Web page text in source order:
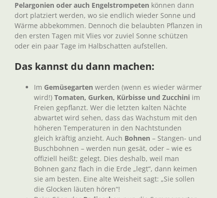
Pelargonien oder auch Engelstrompeten können dann
dort platziert werden, wo sie endlich wieder Sonne und
Wärme abbekommen. Dennoch die belaubten Pflanzen in
den ersten Tagen mit Vlies vor zuviel Sonne schützen
oder ein paar Tage im Halbschatten aufstellen.
Das kannst du dann machen:
Im Gemüsegarten werden (wenn es wieder wärmer
wird!) Tomaten, Gurken, Kürbisse und Zucchini im
Freien gepflanzt. Wer die letzten kalten Nächte
abwartet wird sehen, dass das Wachstum mit den
höheren Temperaturen in den Nachtstunden
gleich kräftig anzieht. Auch Bohnen – Stangen- und
Buschbohnen – werden nun gesät, oder – wie es
offiziell heißt: gelegt. Dies deshalb, weil man
Bohnen ganz flach in die Erde „legt“, dann keimen
sie am besten. Eine alte Weisheit sagt: „Sie sollen
die Glocken läuten hören“!